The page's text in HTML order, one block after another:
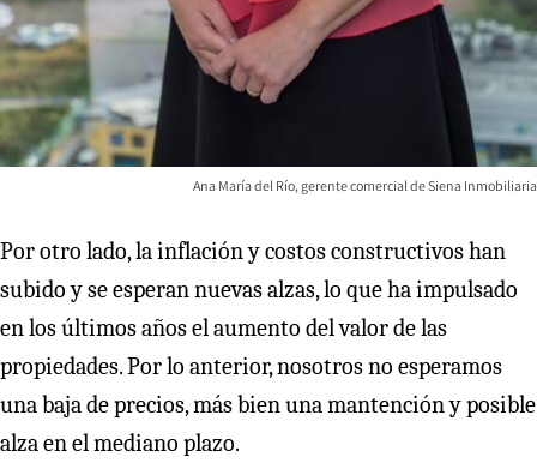
Ana María del Río, gerente comercial de Siena Inmobiliaria
Por otro lado, la inflación y costos constructivos han
subido y se esperan nuevas alzas, lo que ha impulsado
en los últimos años el aumento del valor de las
propiedades. Por lo anterior, nosotros no esperamos
una baja de precios, más bien una mantención y posible
alza en el mediano plazo.